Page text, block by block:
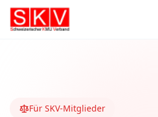
Für SKV-Mitglieder